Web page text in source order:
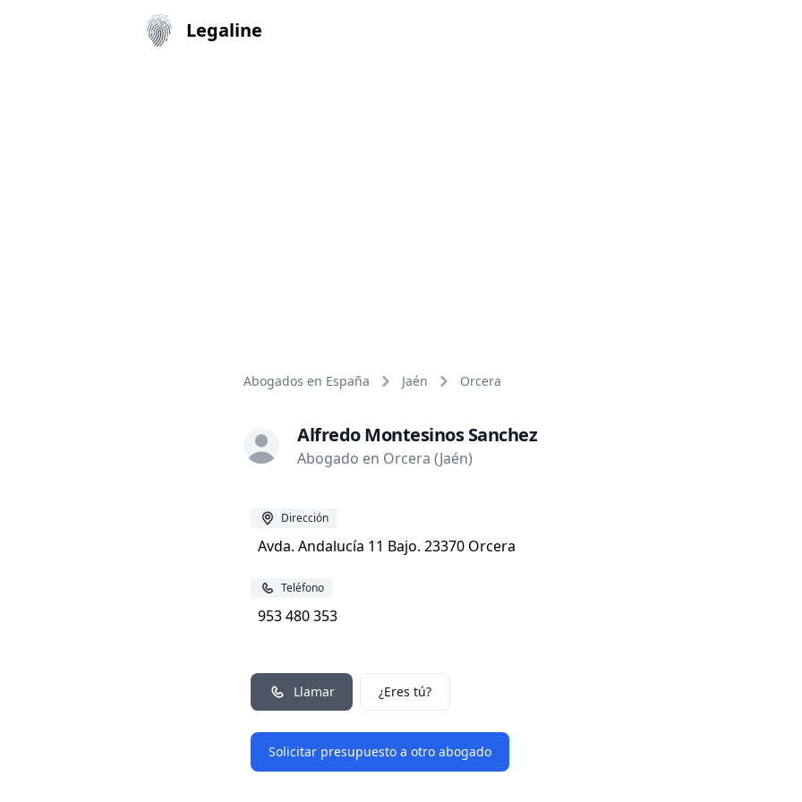
Legaline
Abogados en España Jaén Orcera
Alfredo Montesinos Sanchez
Abogado en Orcera (Jaén)
Dirección
Avda. Andalucía 11 Bajo. 23370 Orcera
Teléfono
953 480 353
Llamar ¿Eres tú?
Solicitar presupuesto a otro abogado